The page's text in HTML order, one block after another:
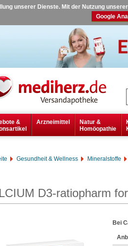
unserer Dienste. Mit der Nutzung
Google
&
Arzneimittel
Natur &
Homöopathie
Gesundheit & Wellness Mineralstoffe
D3-ratiopharm
Bei